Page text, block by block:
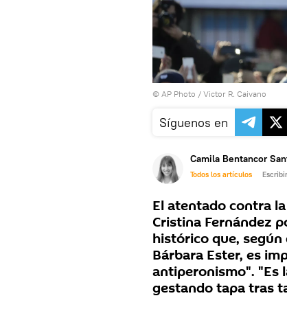
© AP Photo / Victor R. Caivano
Síguenos en
Camila Bentancor
Todos los artículos
El atentado contra
Cristina Fernández
histórico que,
Bárbara Ester, es
antiperonismo". "Es
gestando tapa tras